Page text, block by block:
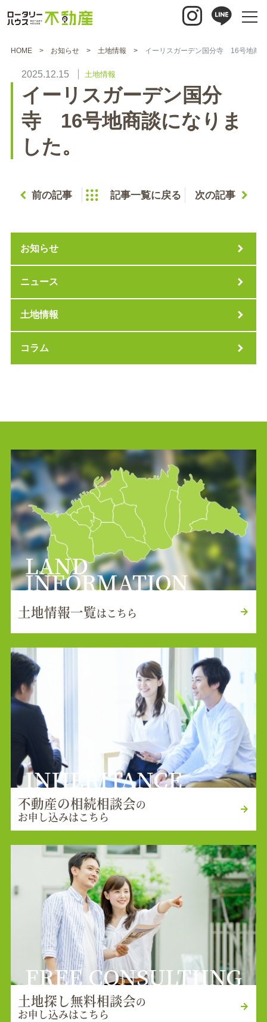
HOME お知らせ 土地情報 イーリスガーデン国分寺 16号地商
2025.12.15 土地情報
イーリスガーデン国分
寺 16号地商談になりま
した。
前の記事 記事一覧に戻る 次の記事
お知らせ
ニュース
土地情報
コラム
LAND
INFORMATION
土地情報一覧はこちら
INHERITANCE
不動産の相続相談会の
お申し込みはこちら
FREE CONSULTIING
土地探し無料相談会の
お申し込みはこちら